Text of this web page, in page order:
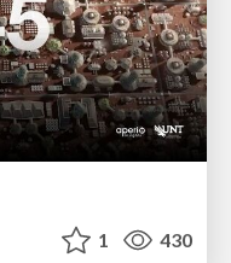
1 430